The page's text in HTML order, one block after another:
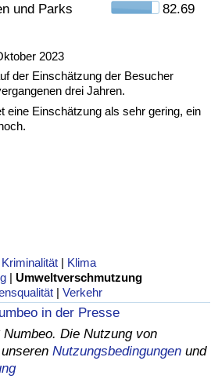
und Parks
82.69
2023
der Einschätzung der Besucher
drei Jahren.
eine Einschätzung als sehr gering, ein
Kriminalität | Klima
|Umweltverschmutzung
|Verkehr
in der Presse
Die Nutzung von
Nutzungsbedingungen und